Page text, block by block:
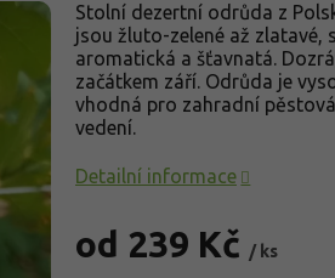
od 239 Kč / ks
Stolní dezertní odrůda z
jsou žluto-zelené až zlatavé,
aromatická a šťavnatá.
začátkem září. Odrůda je
vhodná pro zahradní
vedení.
Detailní informace